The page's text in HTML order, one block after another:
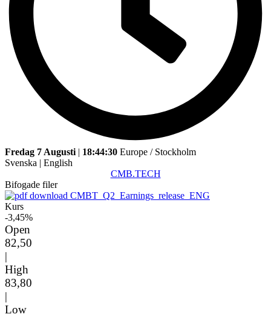
Fredag 7 Augusti | 18:44:30 Europe / Stockholm
Svenska | English
CMB.TECH
Bifogade filer
CMBT_Q2_Earnings_release_ENG
Kurs
-3,45%
Open
82,50
|
High
83,80
|
Low